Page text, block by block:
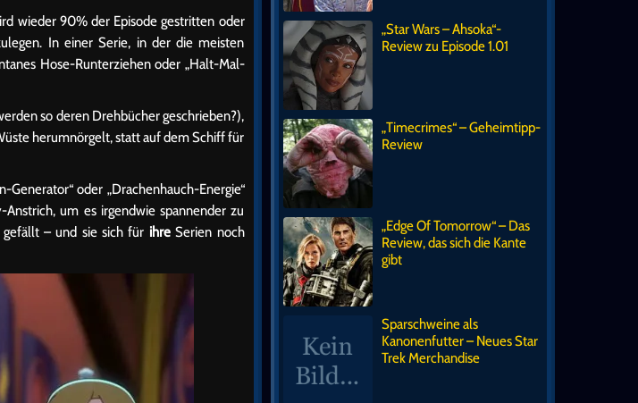
wieder 90% der Episode gestritten oder
In einer Serie, in der die meisten
Hose-Runterziehen oder „Halt-Mal-
so deren Drehbücher geschrieben?),
herumnörgelt, statt auf dem Schiff für
oder „Drachenhauch-Energie“
um es irgendwie spannender zu
gefällt – und sie sich für ihreSerien noch
„Star Wars – Ahsoka“-
Review zu Episode 1.01
„Timecrimes“ – Geheimtipp-
Review
„Edge Of Tomorrow“ – Das
Review, das sich die Kante
gibt
Sparschweine als
Kanonenfutter – Neues Star
Trek Merchandise